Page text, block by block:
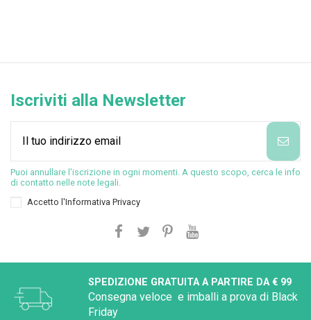
Iscriviti alla Newsletter
Puoi annullare l'iscrizione in ogni momenti. A questo scopo, cerca le info
di contatto nelle note legali.
Accetto l'Informativa Privacy
SPEDIZIONE GRATUITA A PARTIRE DA € 99
Consegna veloce e imballi a prova di Black
Friday